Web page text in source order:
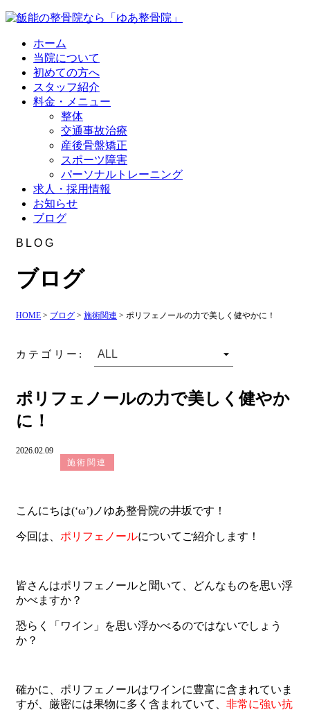
ホーム
当院について
初めての方へ
スタッフ紹介
料金・メニュー
整体
交通事故治療
産後骨盤矯正
スポーツ障害
パーソナルトレーニング
求人・採用情報
お知らせ
ブログ
BLOG
ブログ
HOME > ブログ > 施術関連 > ポリフェノールの力で美しく健やかに！
カテゴリー:
ポリフェノールの力で美しく健やか
に！
2026.02.09
施術関連
こんにちは(‘ω’)ノゆあ整骨院の井坂です！
今回は、 ポリフェノールについてご紹介します！
皆さんはポリフェノールと聞いて、どんなものを思い浮
かべますか？
恐らく「ワイン」を思い浮かべるのではないでしょう
か？
確かに、ポリフェノールはワインに豊富に含まれていま
すが、厳密には果物に多く含まれていて、 非常に強い抗